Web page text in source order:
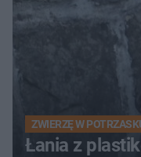
ZWIERZĘ W
Łania z